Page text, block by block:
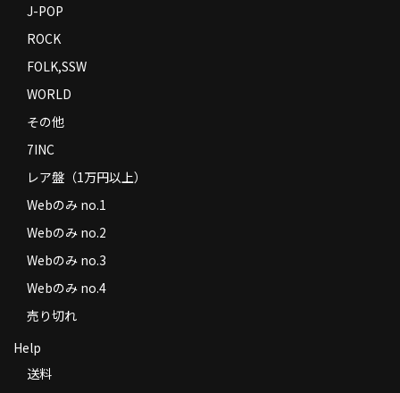
J-POP
ROCK
FOLK,SSW
WORLD
その他
7INC
レア盤（1万円以上）
Webのみ no.1
Webのみ no.2
Webのみ no.3
Webのみ no.4
売り切れ
Help
送料